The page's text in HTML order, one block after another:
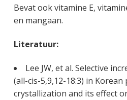
Bevat ook vitamine E,
en mangaan.
Literatuur:
Lee JW, et al. Selective
(all-cis-5,9,12-18:3) in
crystallization and its effect